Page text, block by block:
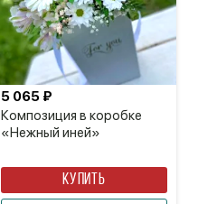
Композиция в коробке
«Нежный иней»
5 065 ₽
КУПИТЬ